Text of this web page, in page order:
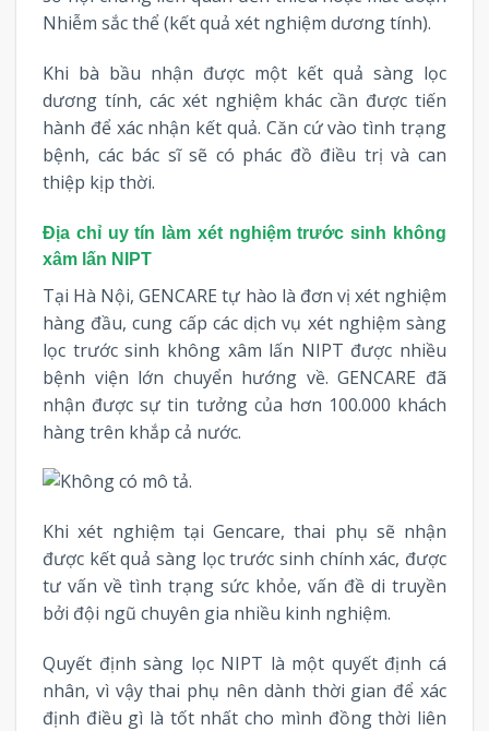
Nhiễm sắc thể (kết quả xét nghiệm dương tính).
Khi bà bầu nhận được một kết quả sàng lọc
dương tính, các xét nghiệm khác cần được tiến
hành để xác nhận kết quả. Căn cứ vào tình trạng
bệnh, các bác sĩ sẽ có phác đồ điều trị và can
thiệp kịp thời.
Địa chỉ uy tín làm xét nghiệm trước sinh không
xâm lấn NIPT
Tại Hà Nội, GENCARE tự hào là đơn vị xét nghiệm
hàng đầu, cung cấp các dịch vụ xét nghiệm sàng
lọc trước sinh không xâm lấn NIPT được nhiều
bệnh viện lớn chuyển hướng về. GENCARE đã
nhận được sự tin tưởng của hơn 100.000 khách
hàng trên khắp cả nước.
Khi xét nghiệm tại Gencare, thai phụ sẽ nhận
được kết quả sàng lọc trước sinh chính xác, được
tư vấn về tình trạng sức khỏe, vấn đề di truyền
bởi đội ngũ chuyên gia nhiều kinh nghiệm.
Quyết định sàng lọc NIPT là một quyết định cá
nhân, vì vậy thai phụ nên dành thời gian để xác
định điều gì là tốt nhất cho mình đồng thời liên